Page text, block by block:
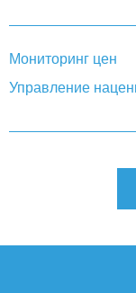
Мониторинг цен
Управление